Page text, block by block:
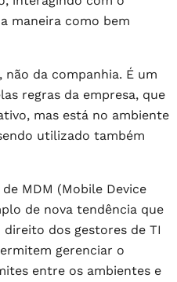
maneira como bem
da companhia. É um
regras da empresa, que
mas está no ambiente
utilizado também
MDM (Mobile Device
de nova tendência que
dos gestores de TI
gerenciar o
entre os ambientes e